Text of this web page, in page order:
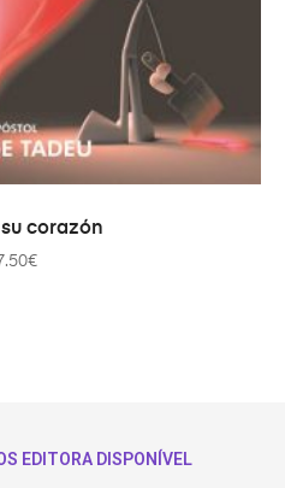
AL CARRITO
corazón
€
EDITORA DISPONÍVEL